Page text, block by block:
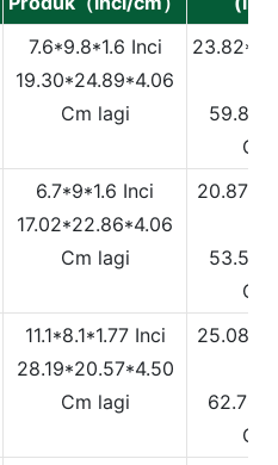
7.6*9.8*1.6 Inci
19.30*24.89*4.06
Cm lagi
6.7*9*1.6 Inci
17.02*22.86*4.06
Cm lagi
11.1*8.1*1.77 Inci
28.19*20.57*4.50
Cm lagi